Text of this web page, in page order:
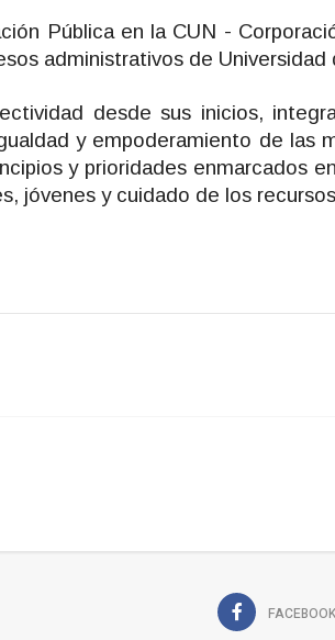
Pública en la CUN -
administrativos de Universidad
desde sus inicios,
y empoderamiento de las
y prioridades enmarcados
jóvenes y cuidado de los
FACEBOOK